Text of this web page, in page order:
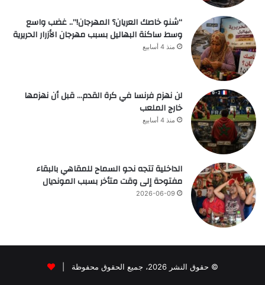
“شنو خاصك العريان؟ المهرجان!”.. غضب واسع
وسط ساكنة البهاليل بسبب مهرجان الأزرار الحريرية
منذ 4 أسابيع
لن نهزم فرنسا في كرة القدم… قبل أن نهزمها
خارج الملعب
منذ 4 أسابيع
الداخلية تتجه نحو السماح للمقاهي بالبقاء
مفتوحة إلى وقت متأخر بسبب المونديال
2026-06-09
© حقوق النشر 2026، جميع الحقوق محفوظة |